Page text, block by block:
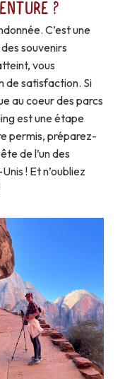
?
C’est une
souvenirs
vous
de satisfaction. Si
au coeur des parcs
est une étape
permis, préparez-
de l’un des
! Et n’oubliez